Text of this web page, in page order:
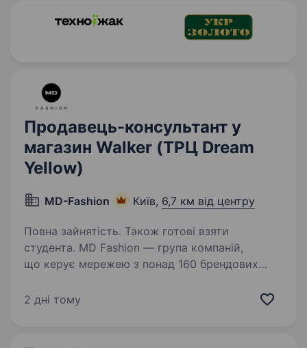
Продавець-консультант у
магазин Walker (ТРЦ Dream
Yellow)
MD-Fashion Київ, 6,7 км від центру
Повна зайнятість. Також готові взяти
студента. MD Fashion — група компаній,
що керує мережею з понад 160 брендових
та Молдові, та представляє світові бренди
2 дні тому